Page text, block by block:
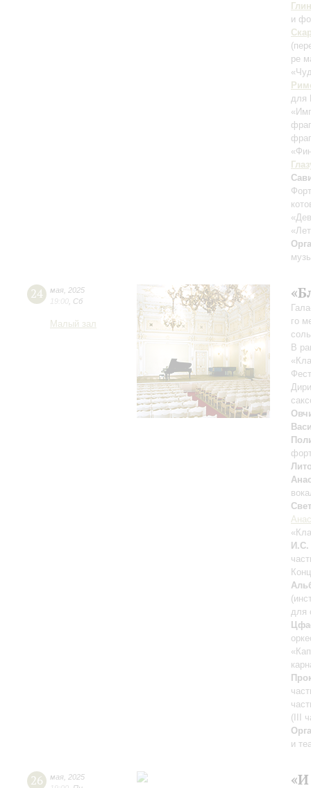
и
ре
для
24 мая 2025
19:00 Сб
Малый зал
го
В
И.С.
для
(III
и
26 мая 2025
«И